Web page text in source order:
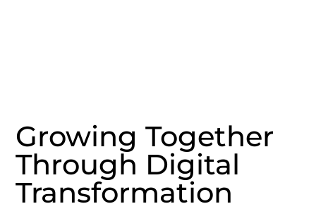
Growing Together
Through Digital
Transformation